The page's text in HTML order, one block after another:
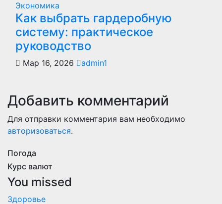
Экономика
Как выбрать гардеробную
систему: практическое
руководство
Мар 16, 2026 admin1
Добавить комментарий
Для отправки комментария вам необходимо
авторизоваться.
Погода
Курс валют
You missed
Здоровье